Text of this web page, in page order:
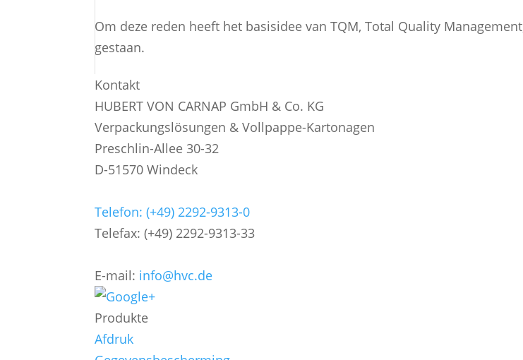
Om deze reden heeft het basisidee van TQM, Total Quality
gestaan.
Kontakt
HUBERT VON CARNAP GmbH & Co. KG
Verpackungslösungen & Vollpappe-Kartonagen
Preschlin-Allee 30-32
D-51570 Windeck
Telefon: (+49) 2292-9313-0
Telefax: (+49) 2292-9313-33
E-mail: info@hvc.de
Produkte
Afdruk